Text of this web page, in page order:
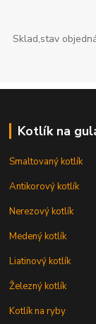
Sklad,stav
Kotlík na
Smaltovaný kotlík
Antikorový kotlík
Nerezový kotlík
Medený kotlík
Liatinový kotlík
Železný kotlík
Kotlík na ryby